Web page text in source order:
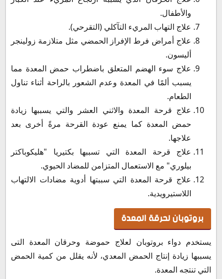
والأطفال.
علاج التهاب المريء التآكلي (التقرحي).
علاج أمراض فرط الإفراز الحمضي مثل متلازمة زولينجر
أليسون.
علاج سوء الهضم المتعلق باضطراب حمض المعدة مما
يسبب ألمًا في المعدة وعدم الشعور بالراحة أثناء تناول
الطعام.
علاج قرحة المعدة والاثني العشر والتي يسببها زيادة
حمض المعدة كما يمنع عودة القرحة مرةً أخرى بعد
علاجها.
علاج قرحة المعدة التي تسببها بكتيريا "هليكوباكتر
بيلوري" مع الاستعمال المتزامن للمضاد الحيوي.
علاج قرحة المعدة التي سببتها أدوية مضادات الالتهاب
اللاستيرويدية.
بروتوبان لحرقة المعدة
يستخدم دواء بروتوبان لعلاج حموضة وحرقان المعدة التى
يسببها زيادة إنتاج الحمض المعدي، لأنه يقلل من كمية الحمض
التي تنتجه المعدة.